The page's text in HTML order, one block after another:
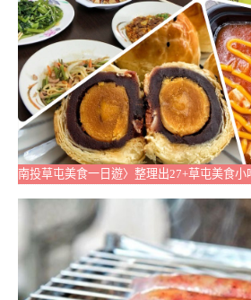
南投草屯美食一日遊〉整理出27+草屯美食小